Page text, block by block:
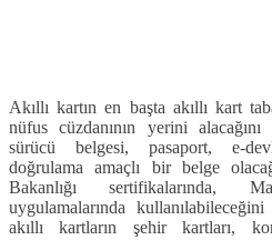
Akıllı kartın en başta akıllı kart
nüfus cüzdanının yerini
sürücü belgesi, pasaport, e-
doğrulama amaçlı bir belge
Bakanlığı sertifikalarında,
uygulamalarında
akıllı kartların şehir kartları,